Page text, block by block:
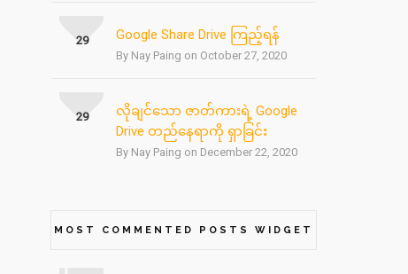
Google Share Drive ကြည့်ရန်
By Nay Paing on October 27, 2020
29
လိုချင်သော ဇာတ်ကားရဲ့ Google
Drive တည်နေရာကို ရှာခြင်း
By Nay Paing on December 22, 2020
29
MOST COMMENTED POSTS WIDGET